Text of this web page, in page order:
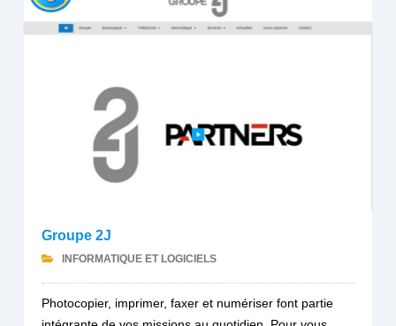
Groupe 2J
INFORMATIQUE ET LOGICIELS
Photocopier, imprimer, faxer et numériser font partie